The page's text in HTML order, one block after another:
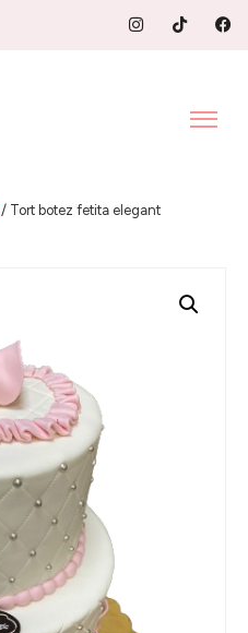
/ Tort botez fetita elegant